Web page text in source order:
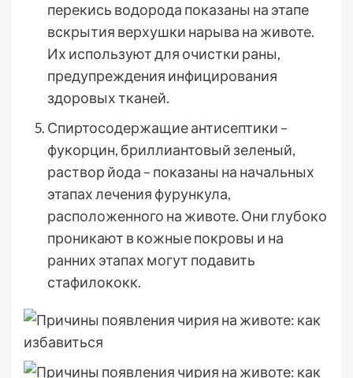
перекись водорода показаны на этапе
вскрытия верхушки нарыва на животе.
Их используют для очистки раны,
предупреждения инфицирования
здоровых тканей.
Спиртосодержащие антисептики –
фукорцин, бриллиантовый зеленый,
раствор йода – показаны на начальных
этапах лечения фурункула,
расположенного на животе. Они глубоко
проникают в кожные покровы и на
ранних этапах могут подавить
стафилококк.